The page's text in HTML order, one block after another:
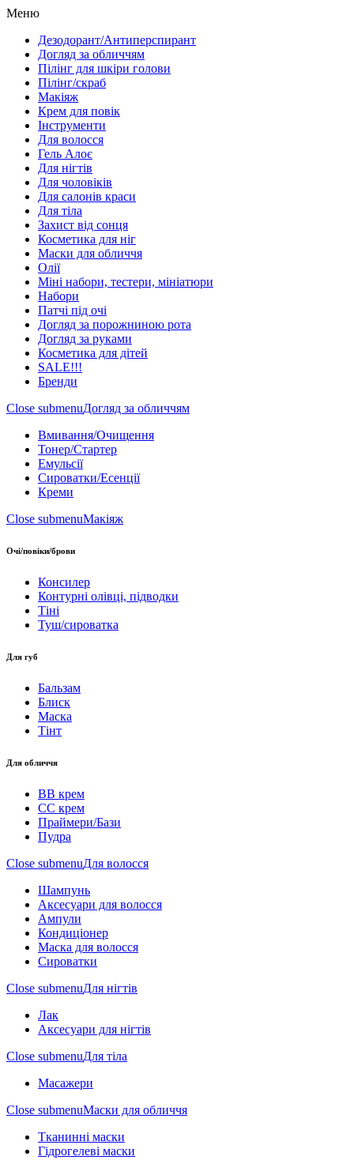
Меню
Дезодорант/Антиперспирант
Догляд за обличчям
Пілінг для шкіри голови
Пілінг/скраб
Макіяж
Крем для повік
Інструменти
Для волосся
Гель Алоє
Для нігтів
Для чоловіків
Для салонів краси
Для тіла
Захист від сонця
Косметика для ніг
Маски для обличчя
Олії
Міні набори, тестери, мініатюри
Набори
Патчі під очі
Догляд за порожниною рота
Догляд за руками
Косметика для дітей
SALE!!!
Бренди
Close submenuДогляд за обличчям
Вмивання/Очищення
Тонер/Стартер
Емульсії
Сироватки/Есенції
Креми
Close submenuМакіяж
Очі/повіки/брови
Консилер
Контурні олівці, підводки
Тіні
Туш/сироватка
Для губ
Бальзам
Блиск
Маска
Тінт
Для обличчя
BB крем
CC крем
Праймери/Бази
Пудра
Close submenuДля волосся
Шампунь
Аксесуари для волосся
Ампули
Кондиціонер
Маска для волосся
Сироватки
Close submenuДля нігтів
Лак
Аксесуари для нігтів
Close submenuДля тіла
Масажери
Close submenuМаски для обличчя
Тканинні маски
Гідрогелеві маски